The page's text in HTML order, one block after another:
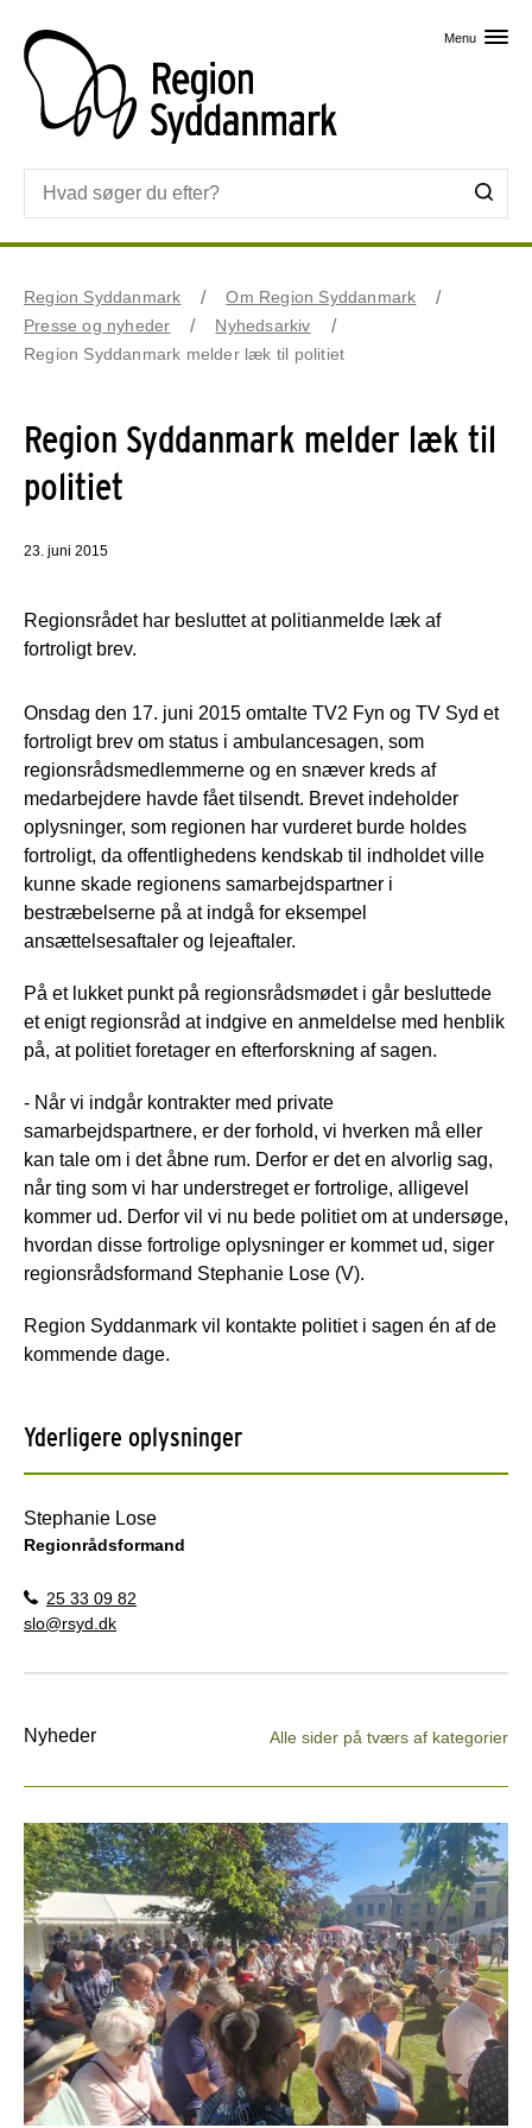
Menu
Region Syddanmark
Om Region Syddanmark
Presse og nyheder
Nyhedsarkiv
Region Syddanmark melder læk til politiet
Region Syddanmark melder læk til
politiet
23. juni 2015
Regionsrådet har besluttet at politianmelde læk af
fortroligt brev.
Onsdag den 17. juni 2015 omtalte TV2 Fyn og TV Syd et
fortroligt brev om status i ambulancesagen, som
regionsrådsmedlemmerne og en snæver kreds af
medarbejdere havde fået tilsendt. Brevet indeholder
oplysninger, som regionen har vurderet burde holdes
fortroligt, da offentlighedens kendskab til indholdet ville
kunne skade regionens samarbejdspartner i
bestræbelserne på at indgå for eksempel
ansættelsesaftaler og lejeaftaler.
På et lukket punkt på regionsrådsmødet i går besluttede
et enigt regionsråd at indgive en anmeldelse med henblik
på, at politiet foretager en efterforskning af sagen.
- Når vi indgår kontrakter med private
samarbejdspartnere, er der forhold, vi hverken må eller
kan tale om i det åbne rum. Derfor er det en alvorlig sag,
når ting som vi har understreget er fortrolige, alligevel
kommer ud. Derfor vil vi nu bede politiet om at undersøge,
hvordan disse fortrolige oplysninger er kommet ud, siger
regionsrådsformand Stephanie Lose (V).
Region Syddanmark vil kontakte politiet i sagen én af de
kommende dage.
Yderligere oplysninger
Stephanie Lose
Regionrådsformand
25 33 09 82
slo@rsyd.dk
Nyheder Alle sider på tværs af kategorier